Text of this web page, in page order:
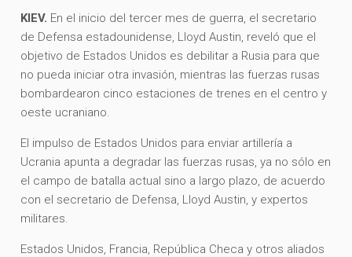
KIEV. En el inicio del tercer mes de guerra, el secretario
de Defensa estadounidense, Lloyd Austin, reveló que el
objetivo de Estados Unidos es debilitar a Rusia para que
no pueda iniciar otra invasión, mientras las fuerzas rusas
bombardearon cinco estaciones de trenes en el centro y
oeste ucraniano.
El impulso de Estados Unidos para enviar artillería a
Ucrania apunta a degradar las fuerzas rusas, ya no sólo en
el campo de batalla actual sino a largo plazo, de acuerdo
con el secretario de Defensa, Lloyd Austin, y expertos
militares.
Estados Unidos, Francia, República Checa y otros aliados